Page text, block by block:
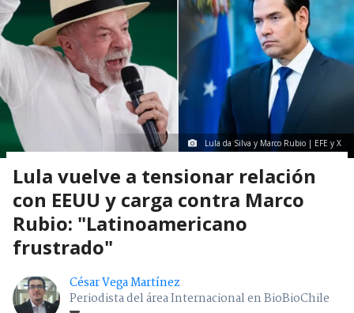
Lula da Silva y Marco Rubio | EFE y X
Lula vuelve a tensionar relación
con EEUU y carga contra Marco
Rubio: "Latinoamericano
frustrado"
César Vega Martínez
Periodista del área Internacional en BioBioChile